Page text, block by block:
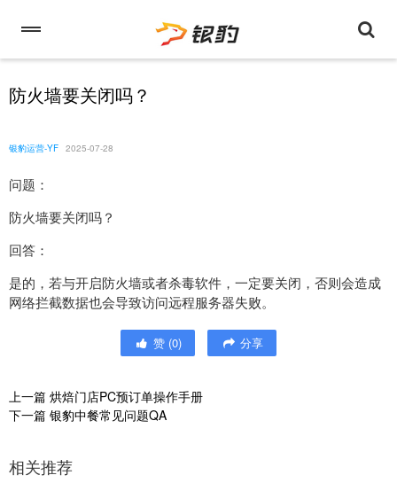
防火墙要关闭吗？
银豹运营-YF 2025-07-28
问题：
防火墙要关闭吗？
回答：
是的，若与开启防火墙或者杀毒软件，一定要关闭，否则会造成
网络拦截数据也会导致访问远程服务器失败。
赞 (0) 分享
上一篇 烘焙门店PC预订单操作手册
下一篇 银豹中餐常见问题QA
相关推荐